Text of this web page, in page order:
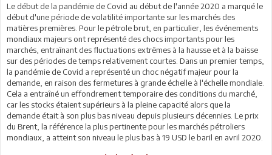
Le début de la pandémie de Covid au début de l'année 2020 a marqué le
début d'une période de volatilité importante sur les marchés des
matières premières. Pour le pétrole brut, en particulier, les événements
mondiaux majeurs ont représenté des chocs importants pour les
marchés, entraînant des fluctuations extrêmes à la hausse et à la baisse
sur des périodes de temps relativement courtes. Dans un premier temps,
la pandémie de Covid a représenté un choc négatif majeur pour la
demande, en raison des fermetures à grande échelle à l'échelle mondiale.
Cela a entraîné un effondrement temporaire des conditions du marché,
car les stocks étaient supérieurs à la pleine capacité alors que la
demande était à son plus bas niveau depuis plusieurs décennies. Le prix
du Brent, la référence la plus pertinente pour les marchés pétroliers
mondiaux, a atteint son niveau le plus bas à 19 USD le baril en avril 2020.